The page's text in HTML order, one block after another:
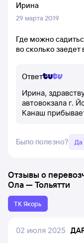
Ирина
29 марта 2019
Где можно
во сколько заедет
Ответ
Ирина,
автовокзала г.
Канаш
Было полезно? Да
Отзывы о
Ола—Тольятти
ТК Якорь
02 июля 2025